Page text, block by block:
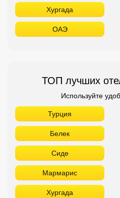
Хургада
ОАЭ
ТОП лучших
Используйте
Турция
Белек
Сиде
Мармарис
Хургада